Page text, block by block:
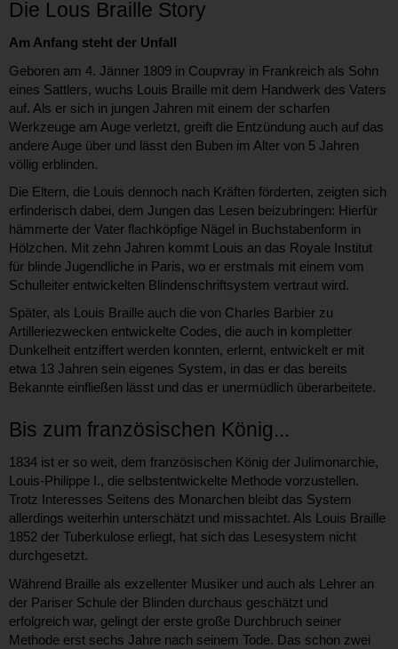
Die Lous Braille Story
Am Anfang steht der Unfall
Geboren am 4. Jänner 1809 in Coupvray in Frankreich als Sohn
eines Sattlers, wuchs Louis Braille mit dem Handwerk des Vaters
auf. Als er sich in jungen Jahren mit einem der scharfen
Werkzeuge am Auge verletzt, greift die Entzündung auch auf das
andere Auge über und lässt den Buben im Alter von 5 Jahren
völlig erblinden.
Die Eltern, die Louis dennoch nach Kräften förderten, zeigten sich
erfinderisch dabei, dem Jungen das Lesen beizubringen: Hierfür
hämmerte der Vater flachköpfige Nägel in Buchstabenform in
Hölzchen. Mit zehn Jahren kommt Louis an das Royale Institut
für blinde Jugendliche in Paris, wo er erstmals mit einem vom
Schulleiter entwickelten Blindenschriftsystem vertraut wird.
Später, als Louis Braille auch die von Charles Barbier zu
Artilleriezwecken entwickelte Codes, die auch in kompletter
Dunkelheit entziffert werden konnten, erlernt, entwickelt er mit
etwa 13 Jahren sein eigenes System, in das er das bereits
Bekannte einfließen lässt und das er unermüdlich überarbeitete.
Bis zum französischen König...
1834 ist er so weit, dem französischen König der Julimonarchie,
Louis-Philippe I., die selbstentwickelte Methode vorzustellen.
Trotz Interesses Seitens des Monarchen bleibt das System
allerdings weiterhin unterschätzt und missachtet. Als Louis Braille
1852 der Tuberkulose erliegt, hat sich das Lesesystem nicht
durchgesetzt.
Während Braille als exzellenter Musiker und auch als Lehrer an
der Pariser Schule der Blinden durchaus geschätzt und
erfolgreich war, gelingt der erste große Durchbruch seiner
Methode erst sechs Jahre nach seinem Tode. Das schon zwei